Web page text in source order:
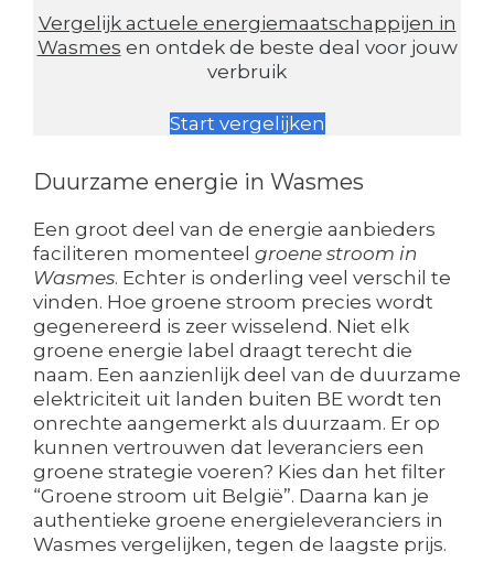
Vergelijk actuele energiemaatschappijen in
Wasmes en ontdek de beste deal voor jouw
verbruik
Start vergelijken
Duurzame energie in Wasmes
Een groot deel van de energie aanbieders
faciliteren momenteel groene stroom in
Wasmes. Echter is onderling veel verschil te
vinden. Hoe groene stroom precies wordt
gegenereerd is zeer wisselend. Niet elk
groene energie label draagt terecht die
naam. Een aanzienlijk deel van de duurzame
elektriciteit uit landen buiten BE wordt ten
onrechte aangemerkt als duurzaam. Er op
kunnen vertrouwen dat leveranciers een
groene strategie voeren? Kies dan het filter
“Groene stroom uit België”. Daarna kan je
authentieke groene energieleveranciers in
Wasmes vergelijken, tegen de laagste prijs.